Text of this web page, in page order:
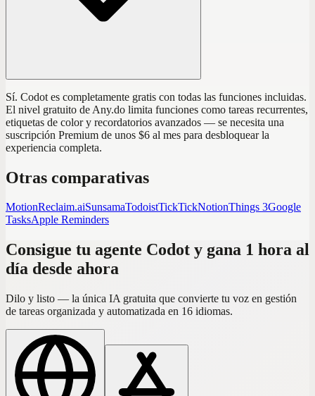
Sí. Codot es completamente gratis con todas las funciones incluidas.
El nivel gratuito de Any.do limita funciones como tareas recurrentes,
etiquetas de color y recordatorios avanzados — se necesita una
suscripción Premium de unos $6 al mes para desbloquear la
experiencia completa.
Otras comparativas
MotionReclaim.aiSunsamaTodoistTickTickNotionThings 3Google
TasksApple Reminders
Consigue tu agente Codot y gana 1 hora al
día desde ahora
Dilo y listo — la única IA gratuita que convierte tu voz en gestión
de tareas organizada y automatizada en 16 idiomas.